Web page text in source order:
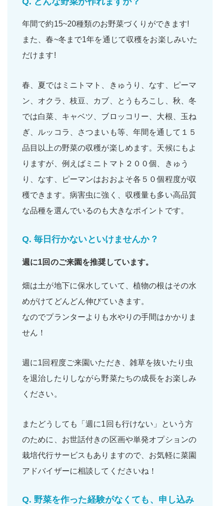
年間で約15~20種類のお野菜づくりができます!
また、春~冬まで1年を通じて収穫をお楽しみいた
だけます!
春、夏ではミニトマト、きゅうり、なす、ピーマ
ン、オクラ、枝豆、カブ、とうもろこし、秋、冬
では白菜、キャベツ、ブロッコリー、大根、玉ね
ぎ、ルッコラ、さつまいも等、年間を通して１５
品目以上の野菜の収穫が楽しめます。天候にもよ
りますが、例えばミニトマト２００個、きゅう
り、なす、ピーマンはおおよそ各５０個程度が収
穫できます。病害虫に強く、収穫量も多い高品質
な品種を選んでいるのも大きなポイントです。
Q. 毎日行かないといけませんか？
週に1回 のご来園を推奨しています。
畑は土が地下に保水していて、植物の根はその水
めがけてどんどん伸びていきます。
なのでプランターよりも水やりの手間はかかりま
せん！
週に1回程度ご来園いただき、雑草を抜いたり虫
を退治したりしながら野菜たちの成長をお楽しみ
ください。
またどうしても「週に1回も行けない」という方
のために、お世話付きの区画や単発オプションの
栽培代行サービスもありますので、お気軽に菜園
アドバイザーに相談してくださいね！
Q. 野菜を作った経験がなくても、申し込み